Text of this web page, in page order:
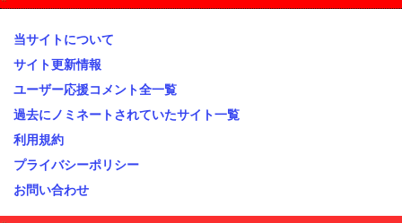
当サイトについて
サイト更新情報
ユーザー応援コメント全一覧
過去にノミネートされていたサイト一覧
利用規約
プライバシーポリシー
お問い合わせ